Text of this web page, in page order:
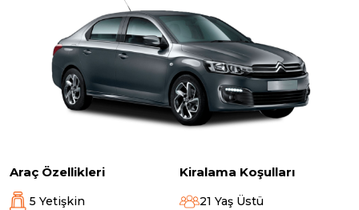
Araç Özellikleri
5 Yetişkin
Kiralama Koşulları
21 Yaş Üstü